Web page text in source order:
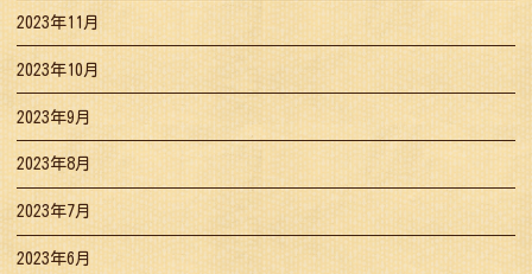
2023年11月
2023年10月
2023年9月
2023年8月
2023年7月
2023年6月